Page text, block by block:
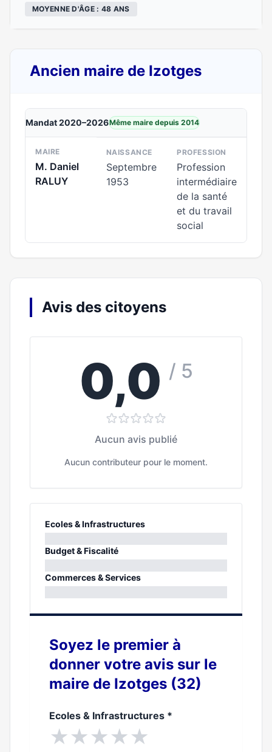
MOYENNE D'ÂGE : 48 ANS
Ancien maire de Izotges
Mandat 2020–2026Même maire depuis 2014
MAIRE
M. Daniel
RALUY
NAISSANCE
Septembre
1953
PROFESSION
Profession
intermédiaire
de la santé
et du travail
social
Avis des citoyens
0,0 / 5
Aucun avis publié
Aucun contributeur pour le moment.
Ecoles & Infrastructures
0%
Budget & Fiscalité
0%
Commerces & Services
Soyez le premier à
donner votre avis sur le
maire de Izotges (32)
Ecoles & Infrastructures *
★★★★★